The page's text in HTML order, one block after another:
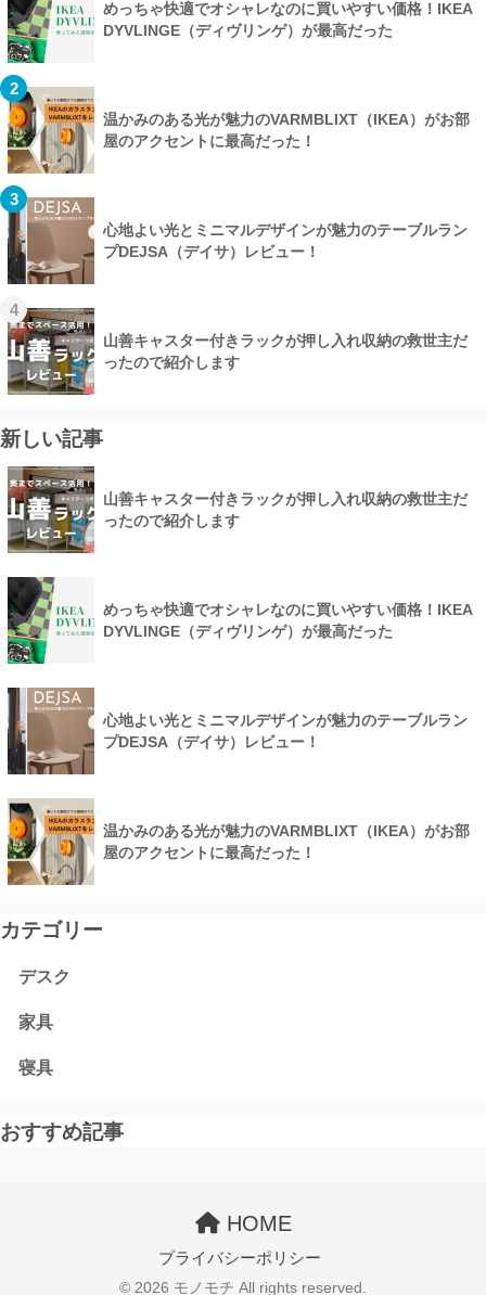
めっちゃ快適でオシャレなのに買いやすい価格！IKEA
DYVLINGE（ディヴリンゲ）が最高だった
2
温かみのある光が魅力のVARMBLIXT（IKEA）がお部
屋のアクセントに最高だった！
3
心地よい光とミニマルデザインが魅力のテーブルラン
プDEJSA（デイサ）レビュー！
4
山善キャスター付きラックが押し入れ収納の救世主だ
ったので紹介します
新しい記事
山善キャスター付きラックが押し入れ収納の救世主だ
ったので紹介します
めっちゃ快適でオシャレなのに買いやすい価格！IKEA
DYVLINGE（ディヴリンゲ）が最高だった
心地よい光とミニマルデザインが魅力のテーブルラン
プDEJSA（デイサ）レビュー！
温かみのある光が魅力のVARMBLIXT（IKEA）がお部
屋のアクセントに最高だった！
カテゴリー
デスク
家具
寝具
おすすめ記事
HOME
プライバシーポリシー
© 2026 モノモチ All rights reserved.